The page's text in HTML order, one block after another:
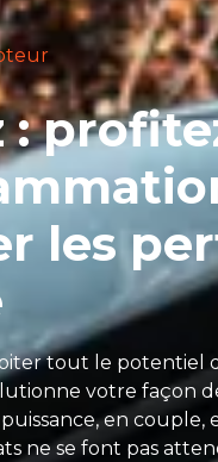
:
les
tout le
votre façon
puissance, en
ne se font pas